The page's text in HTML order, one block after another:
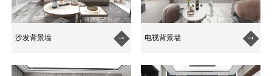
沙发背景墙  电视背景墙 